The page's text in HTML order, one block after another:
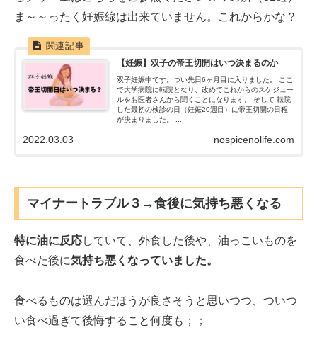
ま～～ったく妊娠線は出来ていません。これからかな？
【妊娠】双子の帝王切開はいつ決まるのか
双子妊娠中です。つい先日6ヶ月目に入りました。 ここ
で大学病院に転院となり、改めてこれからのスケジュー
ルをお医者さんから聞くことになります。 そして 転院
した最初の検診の日（妊娠20週目）に帝王切開の日程
が決まりました。 ...
nospicenolife.com
2022.03.03
マイナートラブル３→食後に気持ち悪くなる
特に油に反応していて、外食した後や、油っこいものを
食べた後に気持ち悪くなっていました。
食べるものは選んだほうが良さそうと思いつつ、ついつ
い食べ過ぎて後悔すること何度も；；